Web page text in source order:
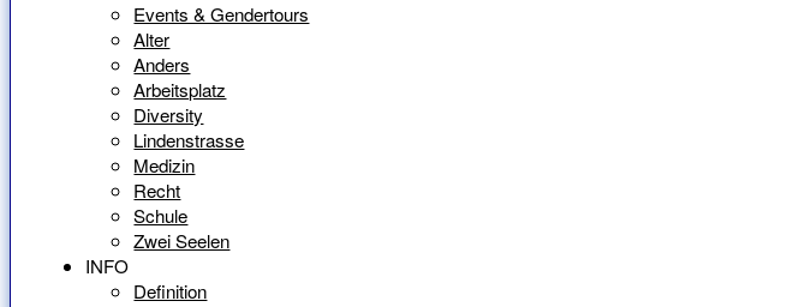
Events & Gendertours
Alter
Anders
Arbeitsplatz
Diversity
Lindenstrasse
Medizin
Recht
Schule
Zwei Seelen
INFO
Definition